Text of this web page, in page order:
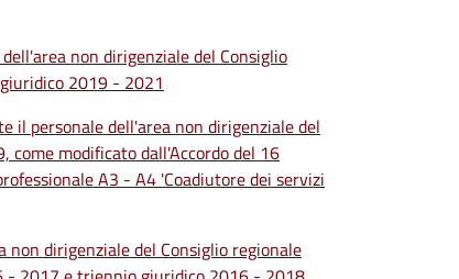
non dirigenziale del Consiglio
2019 - 2021
il personale dell'area non dirigenziale del
come modificato dall'Accordo del 16
A3 - A4 'Coadiutore dei servizi
dirigenziale del Consiglio regionale